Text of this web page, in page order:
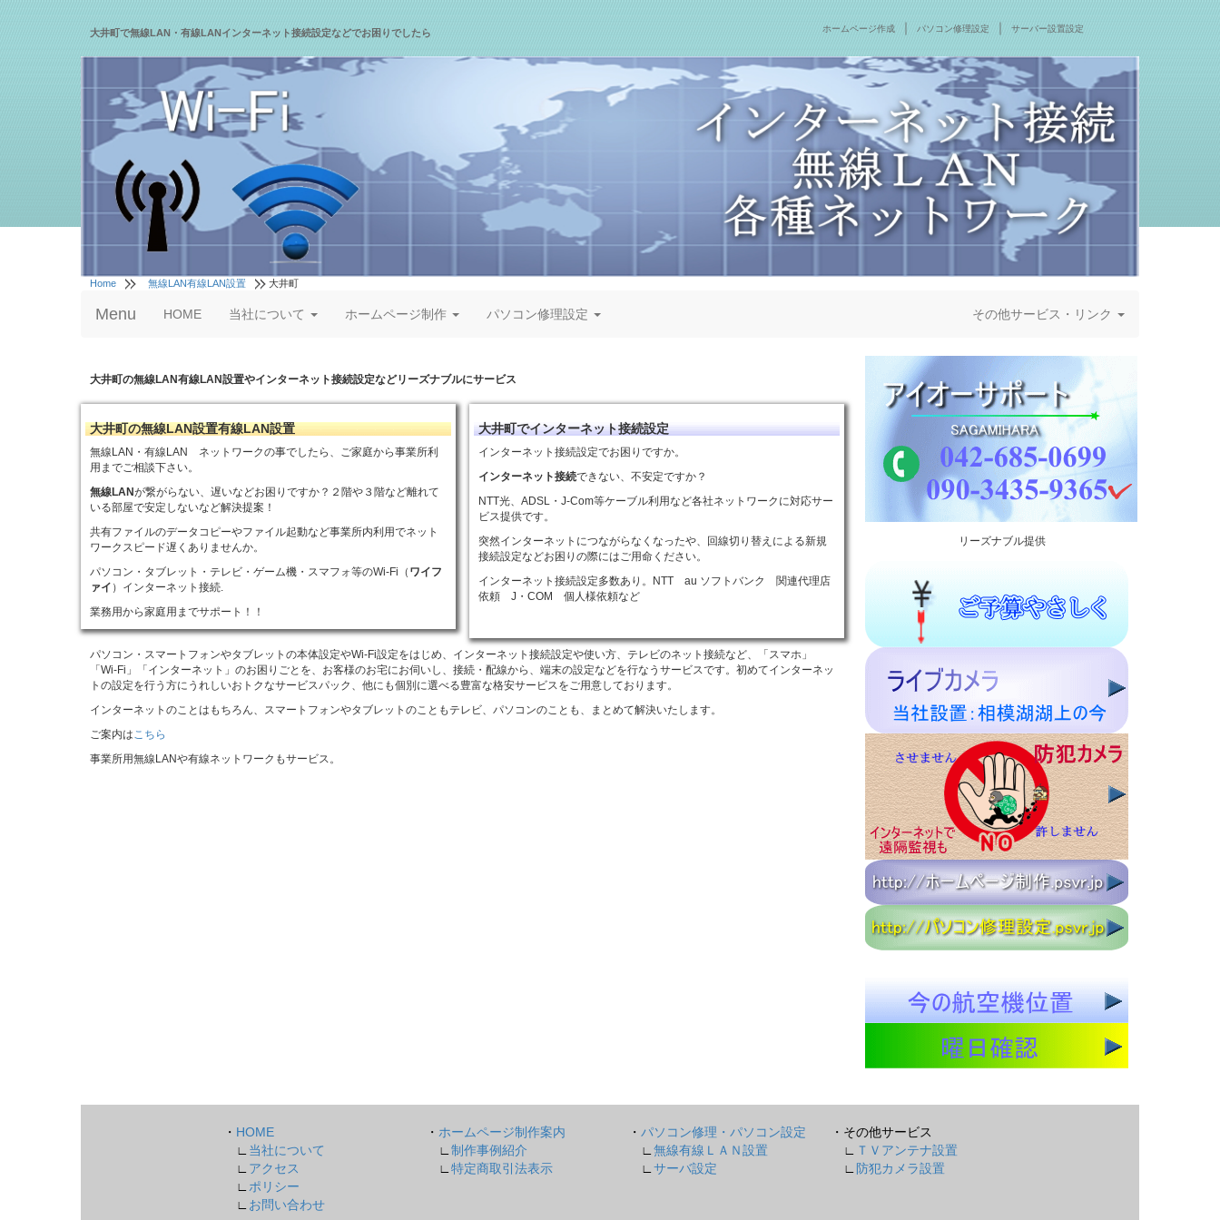
大井町で無線LAN・有線LANインターネット接続設定などでお困りでしたら ホームページ作成 ｜ パソコン修理設定 ｜ サーバー設置設定
Home 無線LAN有線LAN設置 大井町
Menu HOME 当社について ホームページ制作 パソコン修理設定 その他サービス・リンク
大井町の無線LAN有線LAN設置やインターネット接続設定などリーズナブルにサービス
大井町の無線LAN設置有線LAN設置
無線LAN・有線LAN ネットワークの事でしたら、ご家庭から事業所利
用までご相談下さい。
無線LANが繋がらない、遅いなどお困りですか？２階や３階など離れて
いる部屋で安定しないなど解決提案！
共有ファイルのデータコピーやファイル起動など事業所内利用でネット
ワークスピード遅くありませんか。
パソコン・タブレット・テレビ・ゲーム機・スマフォ等のWi-Fi（ ワイフ
ァイ ）インターネット接続.
業務用から家庭用までサポート！！
大井町でインターネット接続設定
インターネット接続設定でお困りですか。
インターネット接続できない、不安定ですか？
NTT光、ADSL・J-Com等ケーブル利用など各社ネットワークに対応サー
ビス提供です。
突然インターネットにつながらなくなったや、回線切り替えによる新規
接続設定などお困りの際にはご用命ください。
インターネット接続設定多数あり。NTT au ソフトバンク 関連代理店
依頼 J・COM 個人様依頼など
パソコン・スマートフォンやタブレットの本体設定やWi-Fi設定をはじめ、インターネット接続設定や使い方、テレビのネット接続など、「スマホ」
「Wi-Fi」「インターネット」のお困りごとを、お客様のお宅にお伺いし、接続・配線から、端末の設定などを行なうサービスです。初めてインターネッ
トの設定を行う方にうれしいおトクなサービスパック、他にも個別に選べる豊富な格安サービスをご用意しております。
インターネットのことはもちろん、スマートフォンやタブレットのこともテレビ、パソコンのことも、まとめて解決いたします。
ご案内はこちら
事業所用無線LANや有線ネットワークもサービス。
リーズナブル提供
・ HOME
∟ 当社について
∟ アクセス
∟ ポリシー
∟ お問い合わせ
・ ホームページ制作案内
∟ 制作事例紹介
∟ 特定商取引法表示
・ パソコン修理・パソコン設定
∟ 無線有線ＬＡＮ設置
∟ サーバ設定
・その他サービス
∟
ＴＶアンテナ設置
∟
防犯カメラ設置